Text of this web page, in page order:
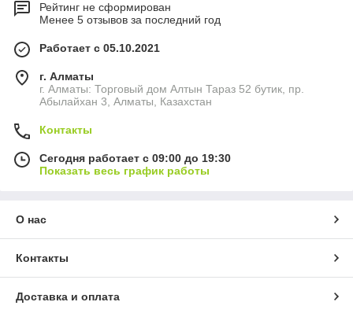
Рейтинг не сформирован
Менее 5 отзывов за последний год
Работает с 05.10.2021
г. Алматы
г. Алматы: Торговый дом Алтын Тараз 52 бутик, пр.
Абылайхан 3, Алматы, Казахстан
Контакты
Сегодня работает с 09:00 до 19:30
Показать весь график работы
О нас
Контакты
Доставка и оплата